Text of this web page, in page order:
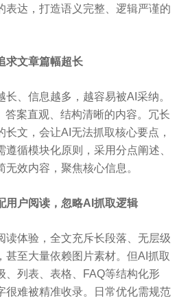
表达，打造语义完整、逻辑严谨的
求文章篇幅超长
、信息越多，越容易被AI采纳。
答案直观、结构清晰的内容。冗长
长文，会让AI无法抓取核心要点，
循模块化原则，采用分点阐述、
效内容，聚焦核心信息。
用户阅读，忽略AI抓取逻辑
读体验，全文充斥长段落、无层级
甚至大量依赖图片素材。但AI抓取
、列表、表格、FAQ等结构化形
很难被精准收录。日常优化需规范